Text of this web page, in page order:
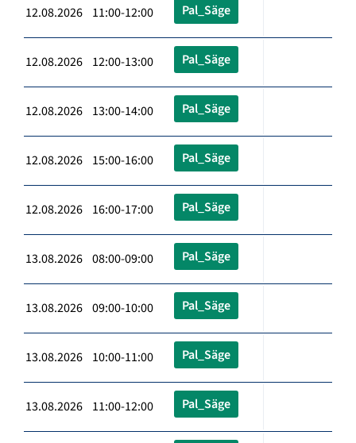
12.08.2026 11:00-12:00 Pal_Säge
12.08.2026 12:00-13:00 Pal_Säge
12.08.2026 13:00-14:00 Pal_Säge
12.08.2026 15:00-16:00 Pal_Säge
12.08.2026 16:00-17:00 Pal_Säge
13.08.2026 08:00-09:00 Pal_Säge
13.08.2026 09:00-10:00 Pal_Säge
13.08.2026 10:00-11:00 Pal_Säge
13.08.2026 11:00-12:00 Pal_Säge